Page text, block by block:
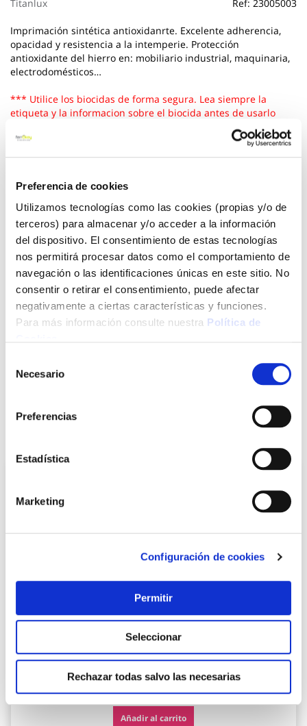
Preferencia de cookies
Utilizamos tecnologías como las cookies (propias y/o de
terceros) para almacenar y/o acceder a la información
del dispositivo. El consentimiento de estas tecnologías
nos permitirá procesar datos como el comportamiento de
navegación o las identificaciones únicas en este sitio. No
consentir o retirar el consentimiento, puede afectar
negativamente a ciertas características y funciones.
Para más información consulte nuestra Política de
Necesario
Preferencias
Estadística
Marketing
Configuración de cookies
Permitir
Seleccionar
Rechazar todas salvo las necesarias
Titanlux Ref: 23005003
Imprimación sintética antioxidanrte. Excelente adherencia,
opacidad y resistencia a la intemperie. Protección
antioxidante del hierro en: mobiliario industrial, maquinaria,
electrodomésticos…
*** Utilice los biocidas de forma segura. Lea siempre la
etiqueta y la informacion sobre el biocida antes de usarlo
Ver más
Añadir al carrito
en nuestras tiendas
Envío a domicilio:
5 días hábiles
Esmalte antioxidante oxiron liso brillo 4 l verde carruaje
76,21 €
Añadir al carrito